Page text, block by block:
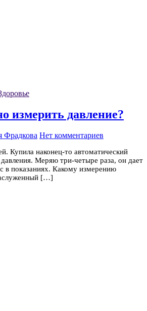
измерить давление?
Фрадкова Нет комментариев
Купила наконец-то автоматический
Меряю три-четыре раза, он дает
в показаниях. Какому измерению
[…]